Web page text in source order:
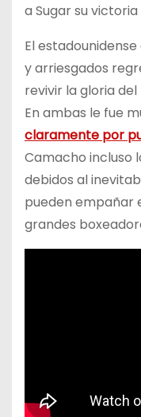
a Sugar su
El
y arriesgados
revivir la gloria
En ambas le fue
claramente por
Camacho incluso
debidos al
pueden empañar
grandes